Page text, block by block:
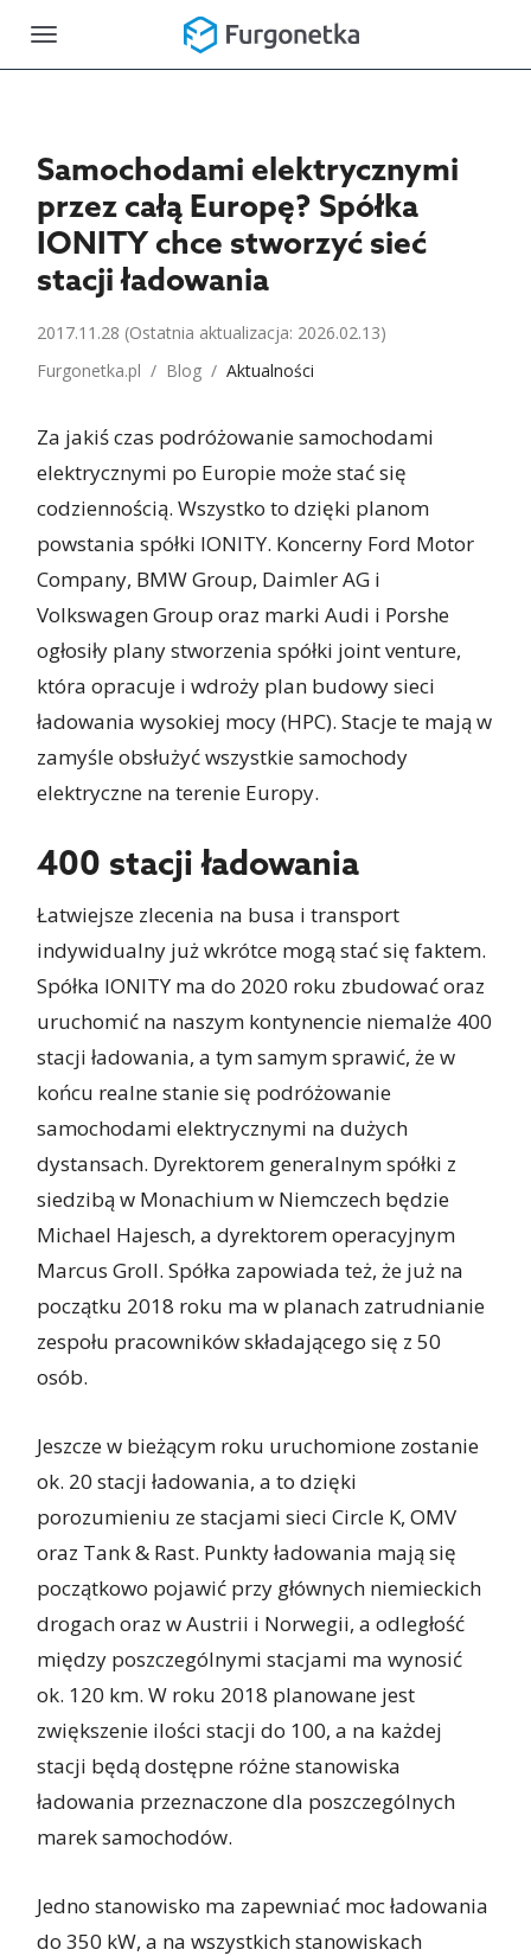
Toggle
Samochodami elektrycznymi
przez całą Europę? Spółka
IONITY chce stworzyć sieć
stacji ładowania
2017.11.28 (Ostatnia aktualizacja: 2026.02.13)
Furgonetka.pl / Blog /Aktualności
Za jakiś czas podróżowanie samochodami
elektrycznymi po Europie może stać się
codziennością. Wszystko to dzięki planom
powstania spółki IONITY. Koncerny Ford Motor
Company, BMW Group, Daimler AG i
Volkswagen Group oraz marki Audi i Porshe
ogłosiły plany stworzenia spółki joint venture,
która opracuje i wdroży plan budowy sieci
ładowania wysokiej mocy (HPC). Stacje te mają w
zamyśle obsłużyć wszystkie samochody
elektryczne na terenie Europy.
400 stacji ładowania
Łatwiejsze zlecenia na busa i transport
indywidualny już wkrótce mogą stać się faktem.
Spółka IONITY ma do 2020 roku zbudować oraz
uruchomić na naszym kontynencie niemalże 400
stacji ładowania, a tym samym sprawić, że w
końcu realne stanie się podróżowanie
samochodami elektrycznymi na dużych
dystansach. Dyrektorem generalnym spółki z
siedzibą w Monachium w Niemczech będzie
Michael Hajesch, a dyrektorem operacyjnym
Marcus Groll. Spółka zapowiada też, że już na
początku 2018 roku ma w planach zatrudnianie
zespołu pracowników składającego się z 50
osób.
Jeszcze w bieżącym roku uruchomione zostanie
ok. 20 stacji ładowania, a to dzięki
porozumieniu ze stacjami sieci Circle K, OMV
oraz Tank & Rast. Punkty ładowania mają się
początkowo pojawić przy głównych niemieckich
drogach oraz w Austrii i Norwegii, a odległość
między poszczególnymi stacjami ma wynosić
ok. 120 km. W roku 2018 planowane jest
zwiększenie ilości stacji do 100, a na każdej
stacji będą dostępne różne stanowiska
ładowania przeznaczone dla poszczególnych
marek samochodów.
Jedno stanowisko ma zapewniać moc ładowania
do 350 kW, a na wszystkich stanowiskach